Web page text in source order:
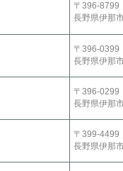
〒396-8799
長野県伊那
〒396-0399
長野県伊那
〒396-0299
長野県伊那
〒399-4499
長野県伊那